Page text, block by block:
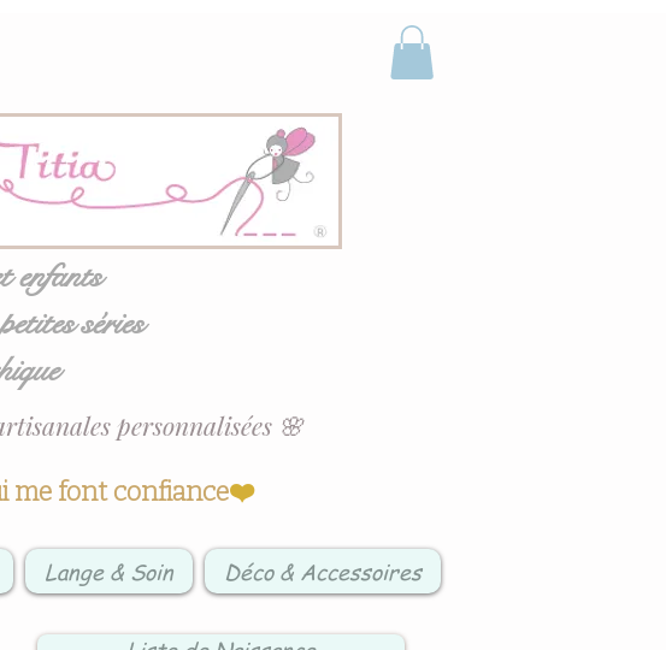
enfants
séries
me font confiance❤️
personnalisées 🌸
Lange & Soin Déco & Accessoires